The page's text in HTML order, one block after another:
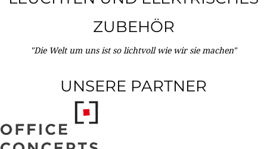
ZUBEHÖR
"Die Welt um uns ist so lichtvoll wie wir sie machen"
UNSERE PARTNER